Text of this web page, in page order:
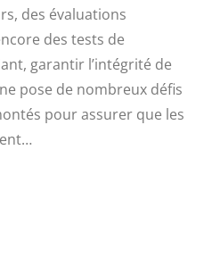
des évaluations
des tests de
garantir l’intégrité de
pose de nombreux défis
pour assurer que les